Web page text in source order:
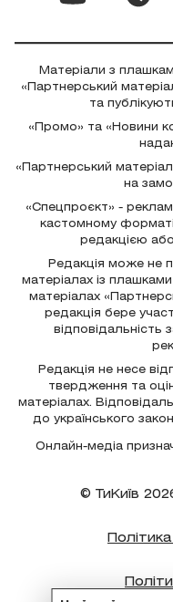
Матеріали з
«Партнерський
та
«Промо» та «Новини
«Партнерський
на
«Спецпроєкт» -
кастомному
редакцією
Редакція може не
матеріалах із
матеріалах
редакція бере
відповідальність
Редакція не несе
твердження та
матеріалах.
до українського
Онлайн-медіа
© ТиКиїв